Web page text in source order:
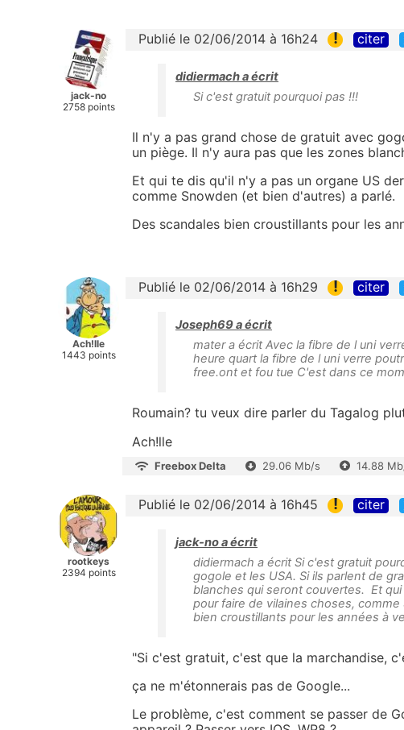
jack-no
2758 points
Publié le 02/06/2014 à 16h24 ! citer
didiermach a écrit
Si c'est gratuit pourquoi pas !!!
Il n'y a pas grand chose de gratuit avec
un piège. Il n'y aura pas que les zones
Et qui te dis qu'il n'y a pas un organe US
comme Snowden (et bien d'autres) a parlé.
Des scandales bien croustillants pour les
Ach!lle
1443 points
Publié le 02/06/2014 à 16h29 ! citer
Joseph69 a écrit
mater a écrit Avec la fibre de l uni
heure quart la fibre de l uni verre
free.ont et fou tue C'est dans ce
Roumain? tu veux dire parler du Tagalog
Ach!lle
Freebox Delta 29.06 Mb/s 14.88
rootkeys
2394 points
Publié le 02/06/2014 à 16h45 ! citer
jack-no a écrit
didiermach a écrit Si c'est gratuit
gogole et les USA. Si ils parlent de
blanches qui seront couvertes. Et
pour faire de vilaines choses,
bien croustillants pour les années à
"Si c'est gratuit, c'est que la marchandise,
ça ne m'étonnerais pas de Google...
Le problème, c'est comment se passer de